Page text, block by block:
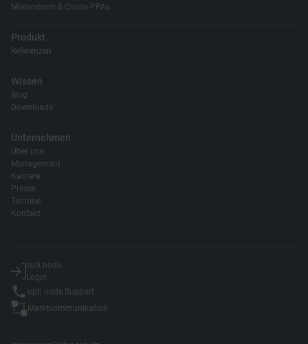
Mieterstrom & Onsite-PPAs
Produkt
Referenzen
Wissen
Blog
Downloads
Unternehmen
Über uns
Management
Karriere
Presse
Termine
Kontakt
opti.node
Login
opti.node Support
Marktkommunikation